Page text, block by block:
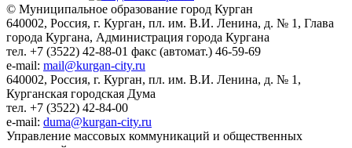
© Муниципальное образование город Курган
640002, Россия, г. Курган, пл. им. В.И. Ленина, д. № 1, Глава
города Кургана, Администрация города Кургана
тел. +7 (3522) 42-88-01 факс (автомат.) 46-59-69
e-mail: mail@kurgan-city.ru
640002, Россия, г. Курган, пл. им. В.И. Ленина, д. № 1,
Курганская городская Дума
тел. +7 (3522) 42-84-00
e-mail: duma@kurgan-city.ru
Управление массовых коммуникаций и общественных